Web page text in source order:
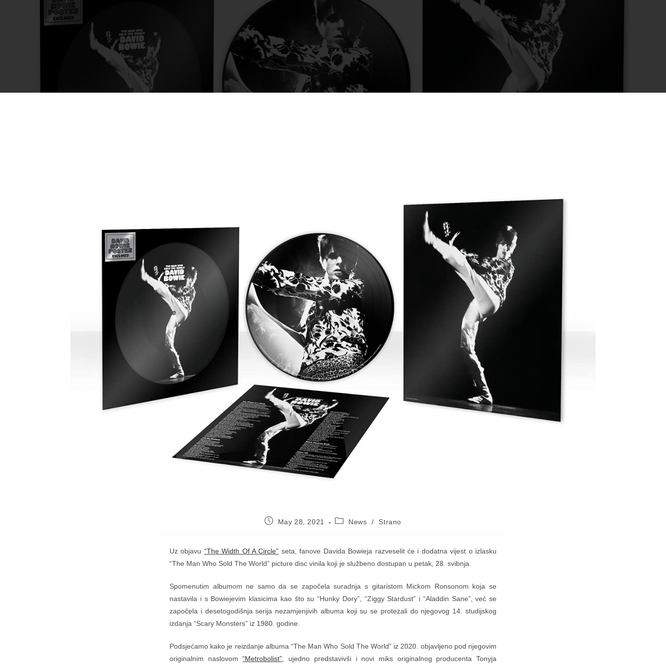
PostMay 28, 2021
PostNews / Strano
Uz objavu “The Width Of A Circle” seta, fanove Davida Bowieja razveselit će i dodatna vijest o izlasku
“The Man Who Sold The World” picture disc vinila koji je službeno dostupan u petak, 28. svibnja.
Spomenutim albumom ne samo da se započela suradnja s gitaristom Mickom Ronsonom koja se
nastavila i s Bowiejevim klasicima kao što su “Hunky Dory”, “Ziggy Stardust” i “Aladdin Sane”, već se
započela i desetogodišnja serija nezamjenjivih albuma koji su se protezali do njegovog 14. studijskog
izdanja “Scary Monsters” iz 1980. godine.
Podsjećamo kako je reizdanje albuma “The Man Who Sold The World” iz 2020. objavljeno pod njegovim
originalnim naslovom“Metrobolist” , ujedno predstavivši i novi miks originalnog producenta Tonyja